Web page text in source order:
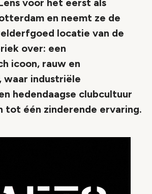
voor het eerst als
en neemt ze de
locatie van de
over: een
icoon, rauw en
waar industriële
hedendaagse clubcultuur
tot één zinderende ervaring.